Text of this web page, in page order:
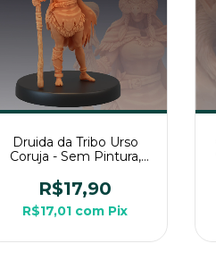
Druida da Tribo Urso
Coruja - Sem Pintura,
RPG de Mesa
R$17,90
R$17,01 com Pix